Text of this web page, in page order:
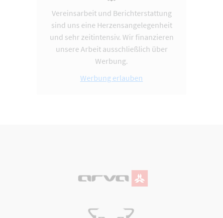
Vereinsarbeit und Berichterstattung
sind uns eine Herzensangelegenheit
und sehr zeitintensiv. Wir finanzieren
unsere Arbeit ausschließlich über
Werbung.
Werbung erlauben